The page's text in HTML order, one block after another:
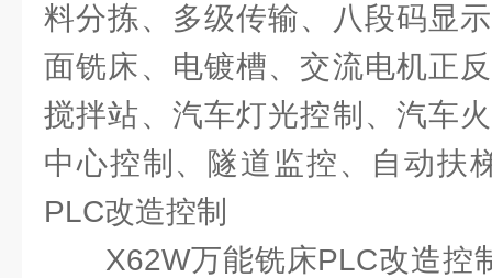
料分拣、多级传输、八段码显
面铣床、电镀槽、交流电机正
搅拌站、汽车灯光控制、汽车
中心控制、隧道监控、自动扶
PLC改造控制
X62W万能铣床PLC改造控